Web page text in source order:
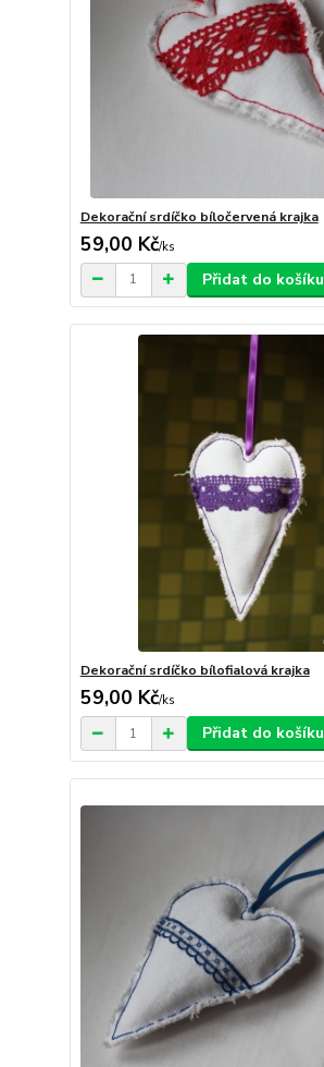
Dekorační srdíčko bíločervená krajka
59,00 Kč/ks
Přidat do košíku
Dekorační srdíčko bílofialová krajka
59,00 Kč/ks
Přidat do košíku